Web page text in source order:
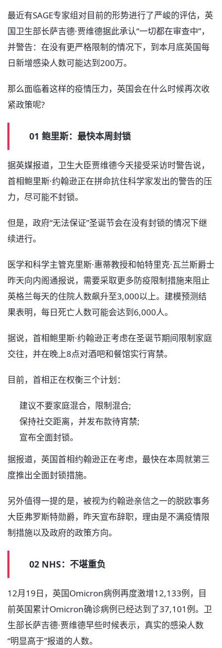
最近有SAGE专家组对目前的形势进行了严峻的评估，英
国卫生部长萨吉德·贾维德据此承认“一切都在审查中”，
并警告：在没有更严格限制的情况下，到本月底英国每
日新增感染人数可能达到200万。
那么面临着这样的疫情压力，英国会在什么时候再次收
紧政策呢?
01 鲍里斯：最快本周封锁
据英媒报道，卫生大臣贾维德今天接受采访时警告说，
首相鲍里斯·约翰逊正在拼命抗住科学家发出的警告的压
力，尽可能不封锁。
但是，政府“无法保证”圣诞节会在没有封锁的情况下继
续进行。
医学和科学主管克里斯·惠蒂教授和帕特里克·瓦兰斯爵士
昨天向内阁通报说，需要采取更多防疫限制措施来阻止
英格兰每天的住院人数飙升至3,000以上。建模预测结
果表明，每日死亡人数可能会达到6,000人。
据说，首相鲍里斯·约翰逊正考虑在圣诞节期间限制家庭
交往，并在晚上8点对酒吧和餐馆实行宵禁。
目前，首相正在权衡三个计划：
建议不要家庭混合，限制混合;
保持社交距离，并发布款待宵禁;
宣布全面封锁。
据报道，英国首相约翰逊正在考虑，最快在本周就第三
度推出全面封锁措施。
另外值得一提的是，被视为约翰逊亲信之一的脱欧事务
大臣弗罗斯特勋爵，昨天宣布辞职，理由是不满疫情限
制措施以及政府的政策方向。
02 NHS：不堪重负
12月19日，英国Omicron病例再度激增12,133例，目
前英国累计Omicron确诊病例已经达到了37,101例。卫
生部长萨吉德·贾维德早些时候表示，真实的感染人数
“明显高于”报道的人数。